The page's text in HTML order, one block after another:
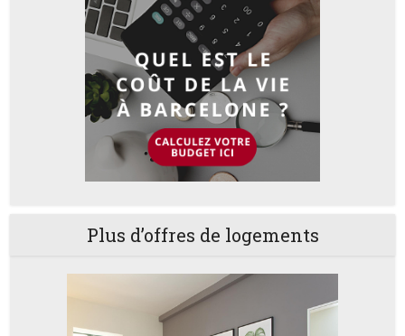
Plus d’offres de logements